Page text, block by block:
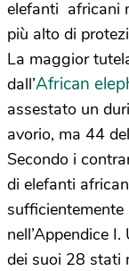
elefanti africani
più alto di
La maggior
dall’African
assestato un
avorio, ma 44
Secondo i
di elefanti
nell’Appendice
dei suoi 28 stati